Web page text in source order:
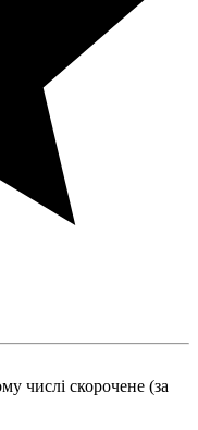
числі скорочене (за